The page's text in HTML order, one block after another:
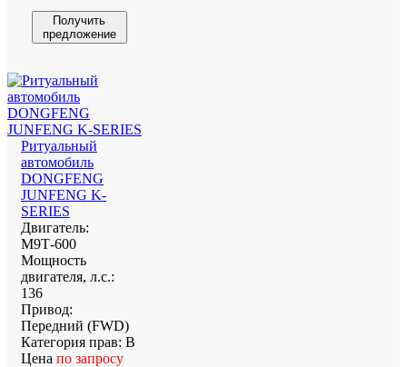
Получить
предложение
Ритуальный
автомобиль
DONGFENG
JUNFENG K-
SERIES
Двигатель:
М9Т-600
Мощность
двигателя, л.с.:
136
Привод:
Передний (FWD)
Категория прав: B
Цена по запросу